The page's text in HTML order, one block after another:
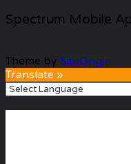
Spectrum Mobile
Theme by SiteOrigin
Translate »